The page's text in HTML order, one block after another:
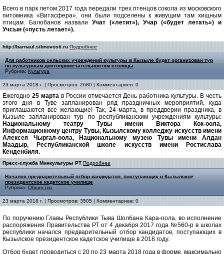
Всего в парк летом 2017 года передали трех птенцов сокола из московского
питомника «Витасфера», они были подселены к живущим там хищным
птицам. Балобанов назвали Учат («летит»), Учар («будет летать») и
Учсын («пусть летает»).
http://barnaul.sibnovosti.ru Подробнее
Для работников сельских учреждений культуры в Кызыле будет организован тур
по культурным достопримечательностям столицы
Рубрика: Культура
23 марта 2018 г. | Просмотров: 2680 | Комментариев: 0
Ежегодно 25 марта в России отмечается День работника культуры. В честь
этого дня в Туве запланирован ряд праздничных мероприятий, куда
приглашаются все желающие! Так, 24 марта, в преддверии праздника, в
Кызыле запланирован тур по республиканским учреждениям культуры:
Национальному театру Тувы имени Виктора Кок-оола,
Информационному центру Тувы, Кызылскому колледжу искусств имени
Алексея Чыргал-оола, Национальному музею Тувы имени Алдан
Маадыр, Республиканской школе искусств имени Ростислава
Кенденбиля.
Пресс-служба Минкультуры РТ Подробнее
Начался предварительный отбор кандидатов, поступающих в Кызылское
президентское кадетское училище
Рубрика: Общество
23 марта 2018 г. | Просмотров: 3505 | Комментариев: 0
По поручению Главы Республики Тыва Шолбана Кара-оола, во исполнение
распоряжения Правительства РТ от 4 декабря 2017 года №560-р в школах
республики начался предварительный отбор кандидатов, поступающих в
Кызылское президентское кадетское училище в 2018 году.
Отбор будет проводиться с 20 по 23 марта 2018 года в форме, максимально